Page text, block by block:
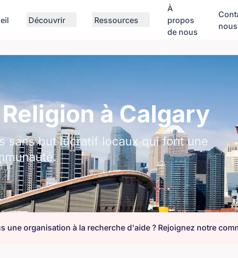
Découvrir Ressources
À
propos
de nous
nous
à Calgary
sans but lucratif locaux qui font une